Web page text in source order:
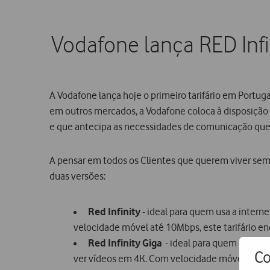
Vodafone lança RED
A Vodafone lança hoje o primeiro tarifário em
em outros mercados, a Vodafone coloca à
e que antecipa as necessidades de comunicação
A pensar em todos os Clientes que querem viver
duas versões:
Red Infinity- ideal para quem usa a
velocidade móvel até 10Mbps, este tarifário
Red Infinity Giga - ideal para quem quer
ver vídeos em 4K. Com velocidade móvel até